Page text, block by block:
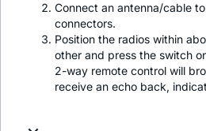
Connect an antenna/cable
connectors.
Position the radios within
other and press the switch
2-way remote control will
receive an echo back,